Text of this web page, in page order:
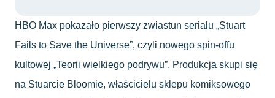
HBO Max pokazało pierwszy zwiastun serialu „Stuart
Fails to Save the Universe”, czyli nowego spin-offu
kultowej „Teorii wielkiego podrywu”. Produkcja skupi się
na Stuarcie Bloomie, właścicielu sklepu komiksowego